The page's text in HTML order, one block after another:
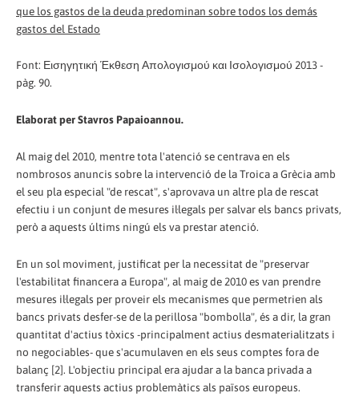
Font: Εισηγητική Έκθεση Απολογισμού και Ισολογισμού 2013 -
pàg. 90.
Elaborat per Stavros Papaioannou.
Al maig del 2010, mentre tota l'atenció se centrava en els
nombrosos anuncis sobre la intervenció de la Troica a Grècia amb
el seu pla especial "de rescat", s'aprovava un altre pla de rescat
efectiu i un conjunt de mesures il·legals per salvar els bancs privats,
però a aquests últims ningú els va prestar atenció.
En un sol moviment, justificat per la necessitat de "preservar
l'estabilitat financera a Europa", al maig de 2010 es van prendre
mesures il·legals per proveir els mecanismes que permetrien als
bancs privats desfer-se de la perillosa "bombolla", és a dir, la gran
quantitat d'actius tòxics -principalment actius desmaterialitzats i
no negociables- que s'acumulaven en els seus comptes fora de
balanç [2]. L'objectiu principal era ajudar a la banca privada a
transferir aquests actius problemàtics als països europeus.